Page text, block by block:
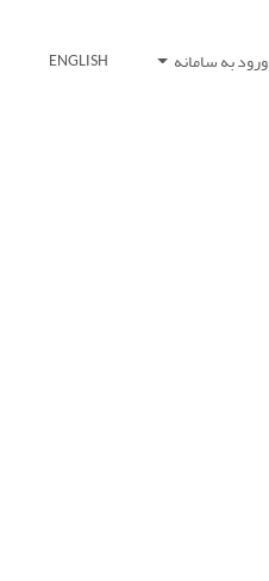
ورود به سامانه ENGLISH